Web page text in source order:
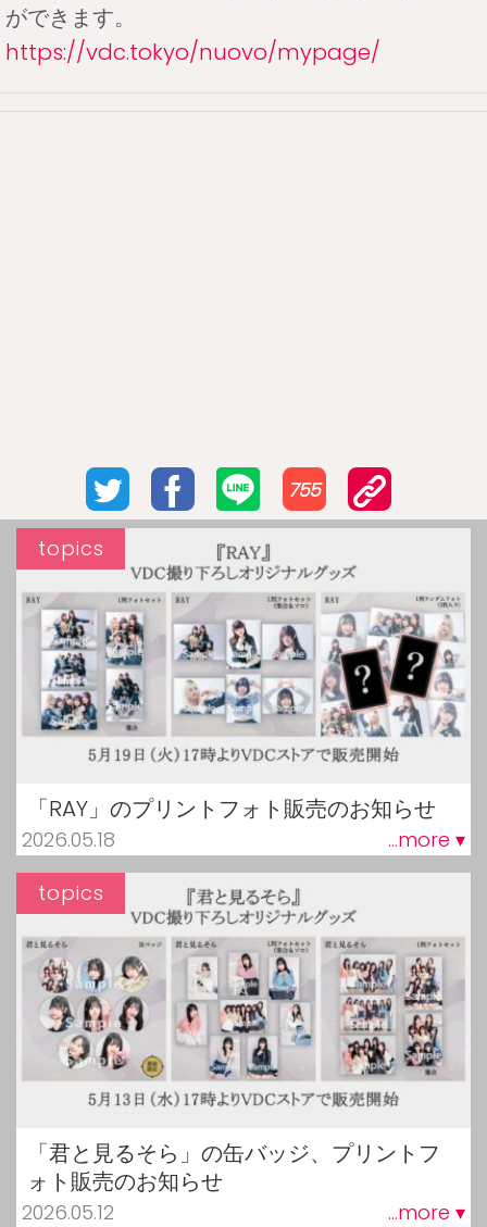
ができます。
https://vdc.tokyo/nuovo/mypage/
755
「RAY」のプリントフォト販売のお知らせ
2026.05.18 ...more ▾
topics
「君と見るそら」の缶バッジ、プリントフ
ォト販売のお知らせ
2026.05.12 ...more ▾
topics